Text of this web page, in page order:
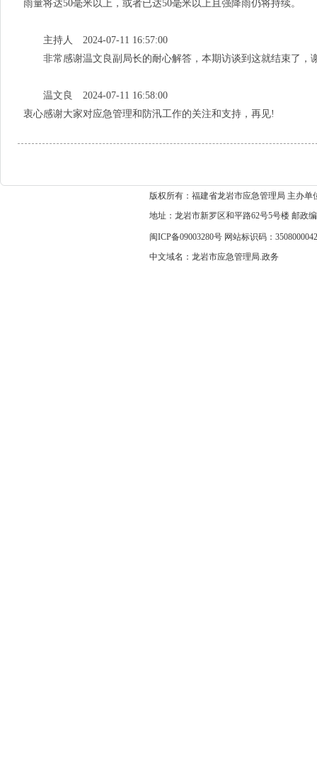
雨量将达50毫米以上，或者已达50毫米以上且强降雨仍将持续。
主持人 2024-07-11 16:57:00
非常感谢温文良副局长的耐心解答，本期访谈到这就结束了，
温文良 2024-07-11 16:58:00
衷心感谢大家对应急管理和防汛工作的关注和支持，再见!